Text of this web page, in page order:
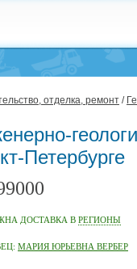
отделка, ремонт /
Петербурге
ДОСТАВКА В РЕГИОНЫ
МАРИЯ ЮРЬЕВНА ВЕРБЕР